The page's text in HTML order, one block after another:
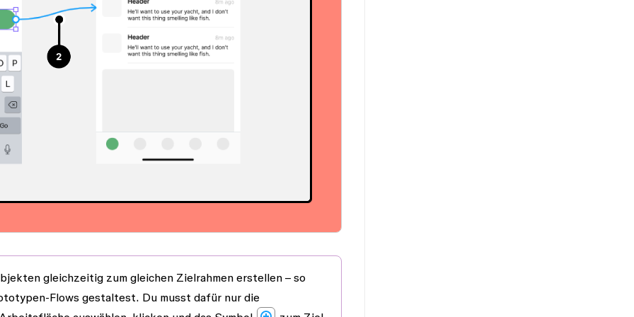
gleichzeitig zum gleichen Zielrahmen erstellen – so
Flows gestaltest. Du musst dafür nur die